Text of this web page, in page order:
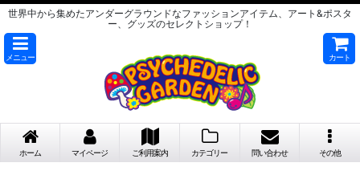
世界中から集めたアンダーグラウンドなファッションアイテム、アート&ポスタ
ー、グッズのセレクトショップ！
メニュー カート
ホーム マイページ ご利用案内 カテゴリー 問い合わせ その他